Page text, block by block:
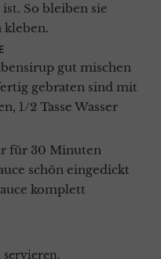
So bleiben sie
kleben.
gebraten sind mit
1/2 Tasse Wasser
schön eingedickt
komplett
servieren.